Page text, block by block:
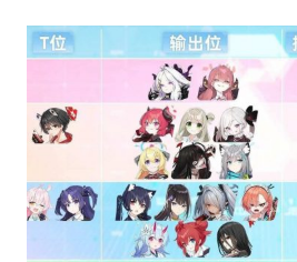
家
達
人
推
薦
遊
戲
技
自
體。